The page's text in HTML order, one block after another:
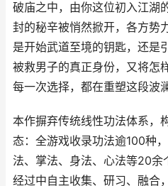
破庙之中，由你这位初入江湖
封的秘辛被悄然掀开，各方势
是开始武道至境的钥匙，还是
被救男子的真正身份，又将怎
每一次选择，都在重塑这段波
本作摒弃传统线性功法体系，
态：全游戏收录功法逾100种
法、掌法、身法、心法等20
经过中自主收集、研习、融合